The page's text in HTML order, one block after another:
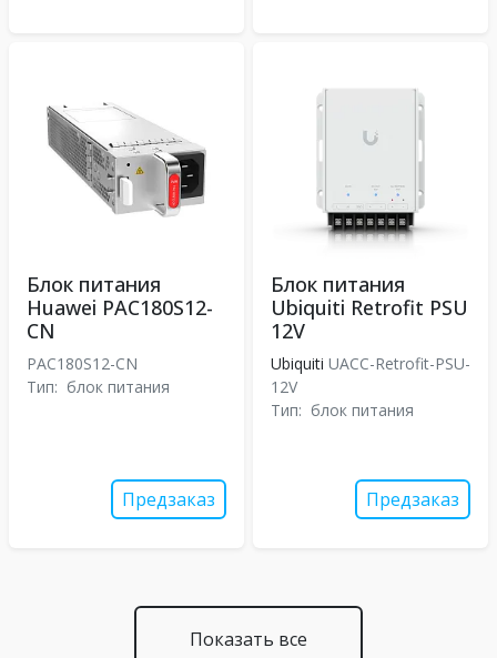
Блок питания
Huawei PAC180S12-
CN
PAC180S12-CN
Тип: блок питания
Предзаказ
Блок питания
Ubiquiti Retrofit PSU
12V
Ubiquiti UACC-Retrofit-PSU-
12V
Тип: блок питания
Предзаказ
Показать все